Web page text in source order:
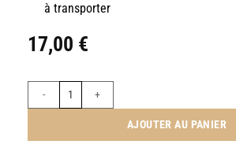
à transporter
17,00 €
quantité de BAUME FONDANT POUR
AJOUTER AU PANIER